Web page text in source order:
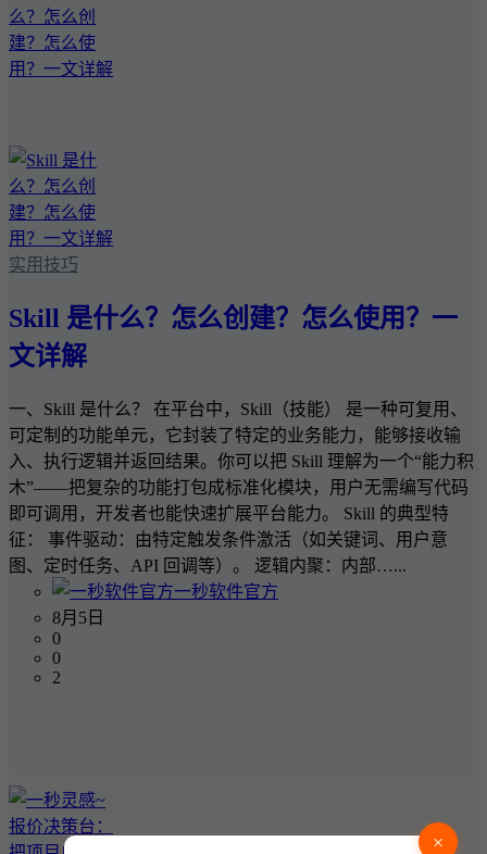
实用技巧
Skill 是什么？怎么创建？怎么使用？一
文详解
一、Skill 是什么？ 在平台中，Skill（技能） 是一种可复用、
可定制的功能单元，它封装了特定的业务能力，能够接收输
入、执行逻辑并返回结果。你可以把 Skill 理解为一个“能力积
木”——把复杂的功能打包成标准化模块，用户无需编写代码
即可调用，开发者也能快速扩展平台能力。 Skill 的典型特
征： 事件驱动：由特定触发条件激活（如关键词、用户意
图、定时任务、API 回调等）。 逻辑内聚：内部…...
一秒软件官方
8月5日
0
0
2
×